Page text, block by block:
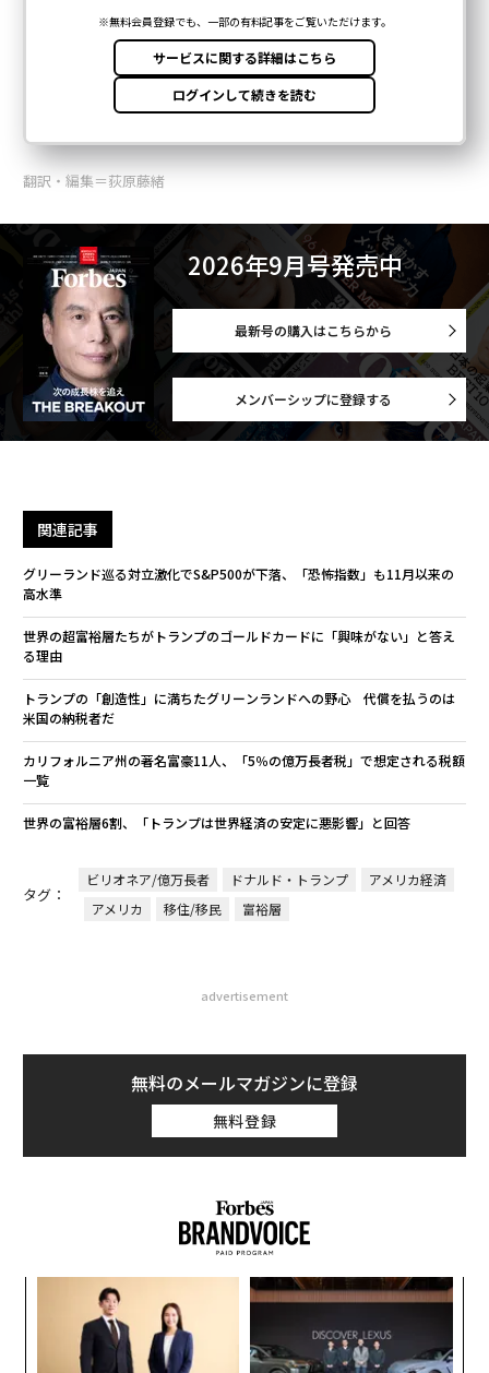
翻訳・編集＝荻原藤緒
2026年9月号発売中
最新号の購入はこちらから
メンバーシップに登録する
関連記事
グリーランド巡る対立激化でS&P500が下落、「恐怖指数」も11月以来の
高水準
世界の超富裕層たちがトランプのゴールドカードに「興味がない」と答え
る理由
トランプの「創造性」に満ちたグリーンランドへの野心 代償を払うのは
米国の納税者だ
カリフォルニア州の著名富豪11人、「5％の億万長者税」で想定される税額
一覧
世界の富裕層6割、「トランプは世界経済の安定に悪影響」と回答
タグ：
ビリオネア/億万長者 ドナルド・トランプ
アメリカ経済
アメリカ
移住/移民 富裕層
advertisement
無料のメールマガジンに登録
無料登録